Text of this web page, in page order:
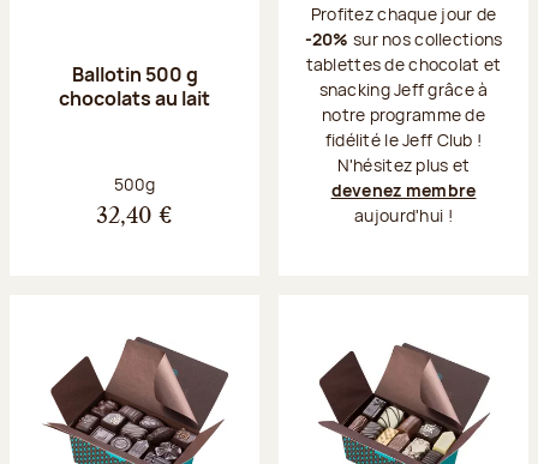
Ballotin 500 g
chocolats au lait
Poids net :
500g
32,40 €
Profitez chaque jour de
-20% sur nos collections
tablettes de chocolat et
snacking Jeff grâce à
notre programme de
fidélité le Jeff Club !
N'hésitez plus et
devenez membre
aujourd'hui !